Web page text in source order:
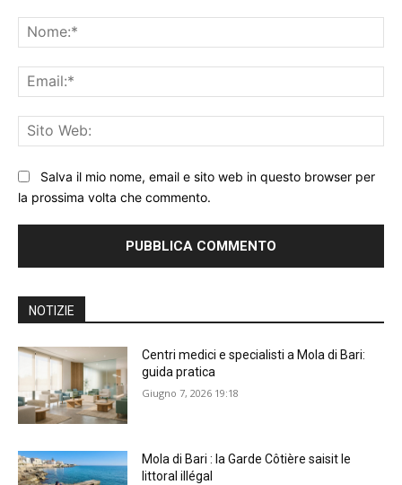
Salva il mio nome, email e sito web in questo browser per
la prossima volta che commento.
NOTIZIE
Centri medici e specialisti a Mola di Bari:
guida pratica
Giugno 7, 2026 19:18
Mola di Bari : la Garde Côtière saisit le
littoral illégal